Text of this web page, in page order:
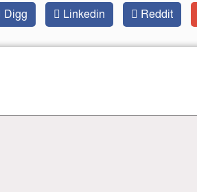
Digg Linkedin Reddit